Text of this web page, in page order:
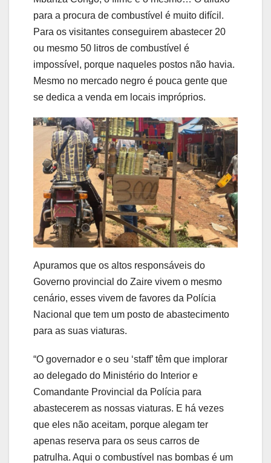
para a procura de combustível é muito difícil.
Para os visitantes conseguirem abastecer 20
ou mesmo 50 litros de combustível é
impossível, porque naqueles postos não havia.
Mesmo no mercado negro é pouca gente que
se dedica a venda em locais impróprios.
Apuramos que os altos responsáveis do
Governo provincial do Zaire vivem o mesmo
cenário, esses vivem de favores da Polícia
Nacional que tem um posto de abastecimento
para as suas viaturas.
“O governador e o seu ‘staff’ têm que implorar
ao delegado do Ministério do Interior e
Comandante Provincial da Polícia para
abastecerem as nossas viaturas. E há vezes
que eles não aceitam, porque alegam ter
apenas reserva para os seus carros de
patrulha. Aqui o combustível nas bombas é um